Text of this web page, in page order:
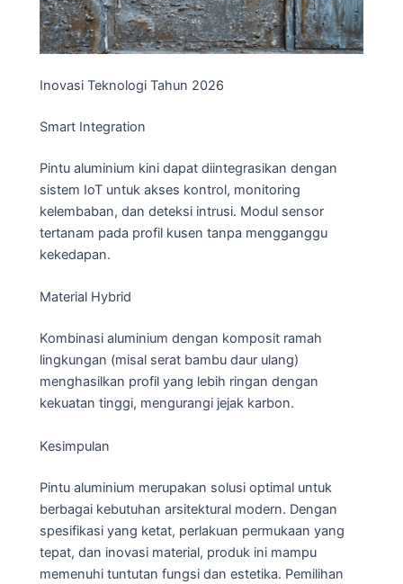
Inovasi Teknologi Tahun 2026
Smart Integration
Pintu aluminium kini dapat diintegrasikan dengan
sistem IoT untuk akses kontrol, monitoring
kelembaban, dan deteksi intrusi. Modul sensor
tertanam pada profil kusen tanpa mengganggu
kekedapan.
Material Hybrid
Kombinasi aluminium dengan komposit ramah
lingkungan (misal serat bambu daur ulang)
menghasilkan profil yang lebih ringan dengan
kekuatan tinggi, mengurangi jejak karbon.
Kesimpulan
Pintu aluminium merupakan solusi optimal untuk
berbagai kebutuhan arsitektural modern. Dengan
spesifikasi yang ketat, perlakuan permukaan yang
tepat, dan inovasi material, produk ini mampu
memenuhi tuntutan fungsi dan estetika. Pemilihan